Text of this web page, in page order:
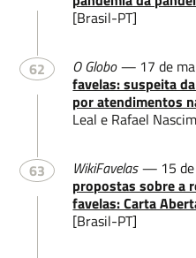
[Brasil-PT]
62 O Globo — 17 de
favelas: suspeita
por atendimentos
Leal e Rafael
63 WikiFavelas — 15
propostas sobre a
favelas: Carta
[Brasil-PT]